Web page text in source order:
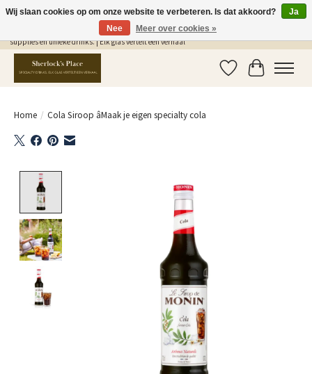
Gratis Verzending in NL vanaf €75,- | Sherlocks Place: dé plek voor MONIN siropen, bar
supplies en unieke drinks. | Elk glas vertelt een verhaal
Verlanglijst
Home / Cola Siroop âMaak je eigen specialty cola
Wij slaan cookies op om onze website te verbeteren. Is dat akkoord?
Ja
Nee
Meer over cookies »